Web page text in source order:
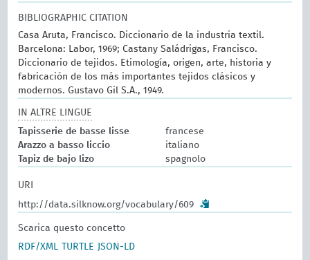
BIBLIOGRAPHIC CITATION
Casa Aruta, Francisco. Diccionario de la industria textil.
Barcelona: Labor, 1969; Castany Saládrigas, Francisco.
Diccionario de tejidos. Etimología, origen, arte, historia y
fabricación de los más importantes tejidos clásicos y
modernos. Gustavo Gil S.A., 1949.
IN ALTRE LINGUE
Tapisserie de basse lisse
francese
Arazzo a basso liccio
italiano
Tapiz de bajo lizo
spagnolo
URI
http://data.silknow.org/vocabulary/609
Scarica questo concetto
RDF/XML
TURTLE JSON-LD